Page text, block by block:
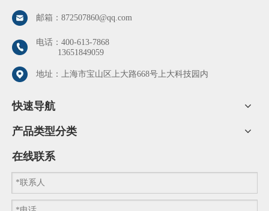
验又有什么作用呢？可以这么说，作为锚固材料的化
邮箱： 872507860@qq.com
电话： 400-613-7868
13651849059
地址：上海市宝山区上大路668号上大科技园内
快速导航
产品类型分类
在线联系